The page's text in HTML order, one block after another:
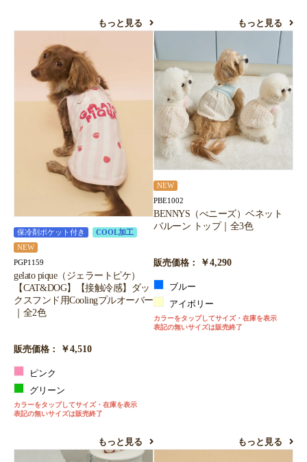
もっと見る もっと見る
保冷剤ポケット付き
COOL加工
NEW
PGP1159
gelato pique（ジェラートピケ）
【CAT&DOG】【接触冷感】ダッ
クスフンド用Coolingプルオーバー
｜全2色
販売価格： ￥4,510
ピンク
グリーン
カラーをタップしてサイズ・在庫を表示
表記の無いサイズは販売終了
もっと見る
NEW
PBE1002
BENNYS（べニーズ）ベネット
バルーン トップ｜全3色
販売価格： ￥4,290
ブルー
アイボリー
カラーをタップしてサイズ・在庫を表示
表記の無いサイズは販売終了
もっと見る